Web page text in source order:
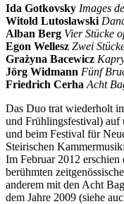
Ida Gotkovsky Images
Witold Lutoslawski
Alban Berg Vier Stücke
Egon Wellesz Zwei
Grażyna Bacewicz
Jörg Widmann Fünf
Friedrich Cerha Acht
Das Duo trat wiederholt
und Frühlingsfestival) auf
und beim Festival für
Steirischen
Im Februar 2012
berühmten
anderem mit den Acht
dem Jahre 2009 (siehe